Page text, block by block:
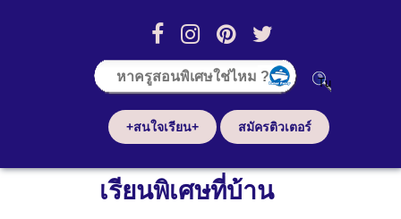
+สนใจเรียน+ สมัครติวเตอร์
เรียนพิเศษที่บ้าน